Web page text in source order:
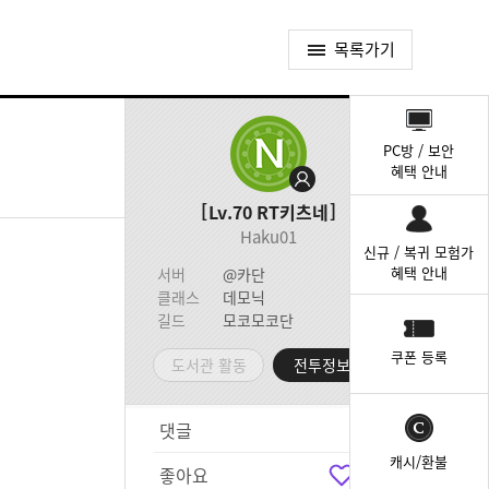
목록가기
Lv.70 RT키츠네
Haku01
서버
@카단
클래스
데모닉
길드
모코모코단
도서관 활동 전투정보실
댓글
좋아요
PC방 / 보안
혜택 안내
신규 / 복귀 모험가
혜택 안내
쿠폰 등록
캐시/환불